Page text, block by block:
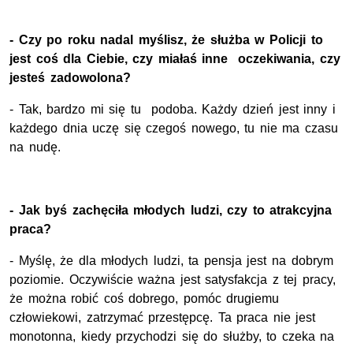
- Czy po roku nadal myślisz, że służba w Policji to
jest coś dla Ciebie, czy miałaś inne oczekiwania, czy
jesteś zadowolona?
- Tak, bardzo mi się tu podoba. Każdy dzień jest inny i
każdego dnia uczę się czegoś nowego, tu nie ma czasu
na nudę.
- Jak byś zachęciła młodych ludzi, czy to atrakcyjna
praca?
- Myślę, że dla młodych ludzi, ta pensja jest na dobrym
poziomie. Oczywiście ważna jest satysfakcja z tej pracy,
że można robić coś dobrego, pomóc drugiemu
człowiekowi, zatrzymać przestępcę. Ta praca nie jest
monotonna, kiedy przychodzi się do służby, to czeka na